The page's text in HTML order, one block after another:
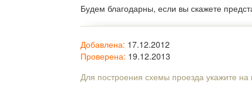
Будем благодарны, если вы скажете
Добавлена: 17.12.2012
Проверена: 19.12.2013
Для построения схемы проезда укажите